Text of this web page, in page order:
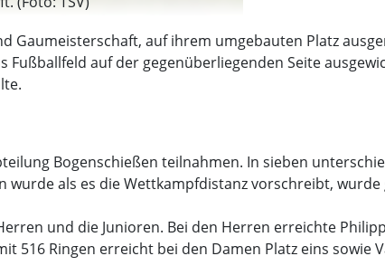
Gaumeisterschaft, auf ihrem umgebauten Platz
auf der gegenüberliegenden Seite
Bogenschießen teilnahmen. In sieben
wurde als es die Wettkampfdistanz vorschreibt,
und die Junioren. Bei den Herren erreichte
516 Ringen erreicht bei den Damen Platz eins sowie